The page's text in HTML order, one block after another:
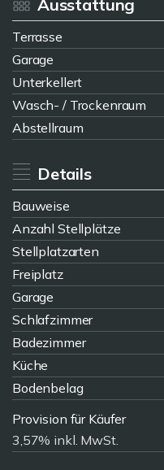
Ausstattung
Terrasse
Garage
Unterkellert
Wasch- / Trockenraum
Abstellraum
Details
Bauweise
Anzahl Stellplätze
Stellplatzarten
Freiplatz
Garage
Schlafzimmer
Badezimmer
Küche
Bodenbelag
Provision für Käufer
3,57% inkl. MwSt.